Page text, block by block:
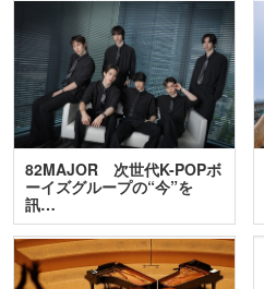
82MAJOR 次世代K-POPボ
ーイズグループの“今”を
訊…